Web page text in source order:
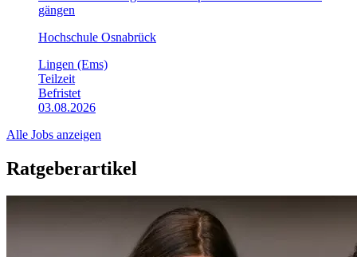
gängen
Hochschule Osnabrück
Lingen (Ems)
Teilzeit
Befristet
03.08.2026
Alle Jobs anzeigen
Ratgeberartikel